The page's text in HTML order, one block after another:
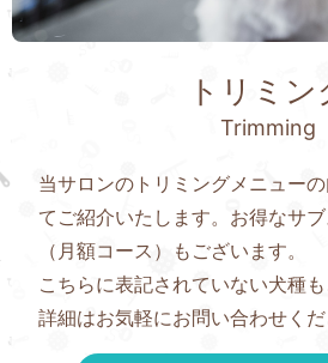
トリミン
Trimming
当サロンのトリミングメニュー
てご紹介いたします。お得なサ
（月額コース）もございます。
こちらに表記されていない犬種も
詳細はお気軽にお問い合わせくだ